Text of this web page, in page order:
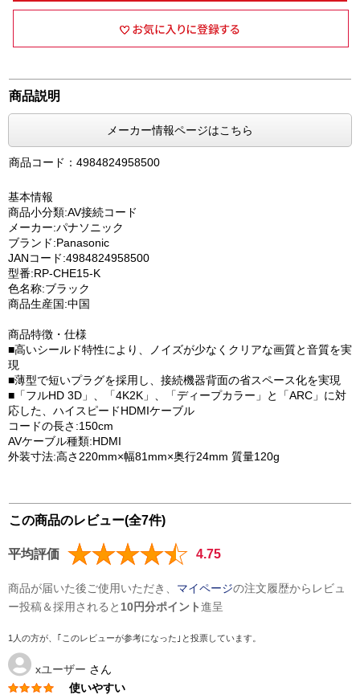
商品説明
メーカー情報ページはこちら
商品コード：4984824958500
基本情報
商品小分類:AV接続コード
メーカー:パナソニック
ブランド:Panasonic
JANコード:4984824958500
型番:RP-CHE15-K
色名称:ブラック
商品生産国:中国
商品特徴・仕様
■高いシールド特性により、ノイズが少なくクリアな画質と音質を実
現
■薄型で短いプラグを採用し、接続機器背面の省スペース化を実現
■「フルHD 3D」、「4K2K」、「ディープカラー」と「ARC」に対
応した、ハイスピードHDMIケーブル
コードの長さ:150cm
AVケーブル種類:HDMI
外装寸法:高さ220mm×幅81mm×奥行24mm 質量120g
この商品のレビュー(全7件)
平均評価 4.75
商品が届いた後ご使用いただき、 マイページの注文履歴からレビュ
ー投稿＆採用されると 10円分ポイント進呈
1人の方が、｢このレビューが参考になった｣と投票しています。
xユーザー さん
使いやすい